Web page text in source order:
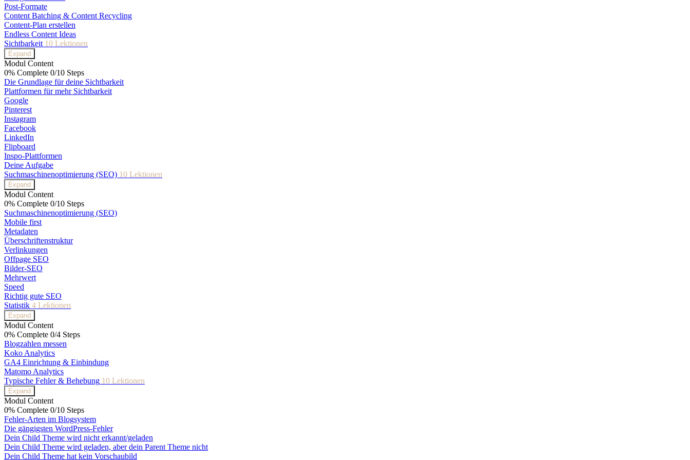
Post-Formate
Content Batching & Content Recycling
Content-Plan erstellen
Endless Content Ideas
Sichtbarkeit 10 Lektionen
Expand
Modul Content
0% Complete 0/10 Steps
Die Grundlage für deine Sichtbarkeit
Plattformen für mehr Sichtbarkeit
Google
Pinterest
Instagram
Facebook
LinkedIn
Flipboard
Inspo-Plattformen
Deine Aufgabe
Suchmaschinenoptimierung (SEO) 10 Lektionen
Expand
Modul Content
0% Complete 0/10 Steps
Suchmaschinenoptimierung (SEO)
Mobile first
Metadaten
Überschriftenstruktur
Verlinkungen
Offpage SEO
Bilder-SEO
Mehrwert
Speed
Richtig gute SEO
Statistik 4 Lektionen
Expand
Modul Content
0% Complete 0/4 Steps
Blogzahlen messen
Koko Analytics
GA4 Einrichtung & Einbindung
Matomo Analytics
Typische Fehler & Behebung 10 Lektionen
Expand
Modul Content
0% Complete 0/10 Steps
Fehler-Arten im Blogsystem
Die gängigsten WordPress-Fehler
Dein Child Theme wird nicht erkannt/geladen
Dein Child Theme wird geladen, aber dein Parent Theme nicht
Dein Child Theme hat kein Vorschaubild